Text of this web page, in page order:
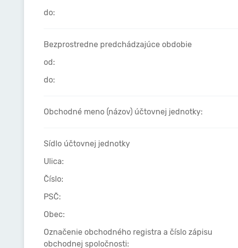
do:
Bezprostredne predchádzajúce obdobie
od:
do:
Obchodné meno (názov) účtovnej jednotky:
Sídlo účtovnej jednotky
Ulica:
Číslo:
PSČ:
Obec:
Označenie obchodného registra a číslo zápisu
obchodnej spoločnosti: